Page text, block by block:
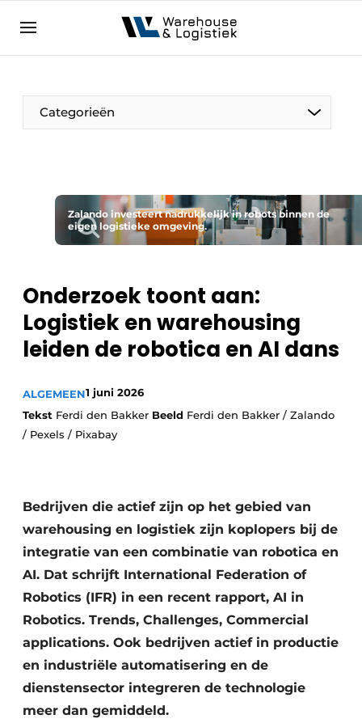
NL EN
Categorieën
Zalando investeert nadrukkelijk in robots binnen de
eigen logistieke omgeving.
Onderzoek toont aan:
Logistiek en warehousing
leiden de robotica en AI dans
ALGEMEEN1 juni 2026
Tekst Ferdi den Bakker Beeld Ferdi den Bakker / Zalando
/ Pexels / Pixabay
Bedrijven die actief zijn op het gebied van
warehousing en logistiek zijn koplopers bij de
integratie van een combinatie van robotica en
AI. Dat schrijft International Federation of
Robotics (IFR) in een recent rapport, AI in
Robotics. Trends, Challenges, Commercial
applications. Ook bedrijven actief in productie
en industriële automatisering en de
dienstensector integreren de technologie
meer dan gemiddeld.